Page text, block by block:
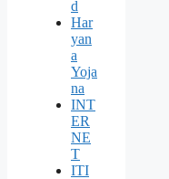
d
Har
yan
a
Yoja
na
INT
ER
NE
T
ITI